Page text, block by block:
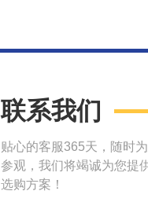
联系我们
贴心的客服365天，随时
参观，我们将竭诚为您提
选购方案！